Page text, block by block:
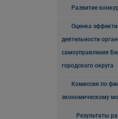
Развитие
Оценка
деятельности
самоуправления
городского округа
Комиссия по
экономическому
Результаты